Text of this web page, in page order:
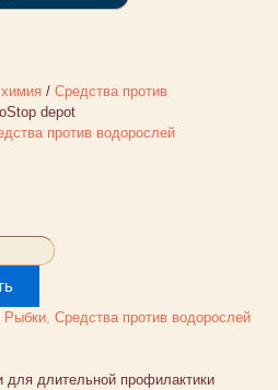
/ Средства против
depot
против водорослей
Рыбки Средства против водорослей
для длительной профилактики